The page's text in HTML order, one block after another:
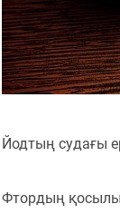
Йодтың судағы
Фтордың